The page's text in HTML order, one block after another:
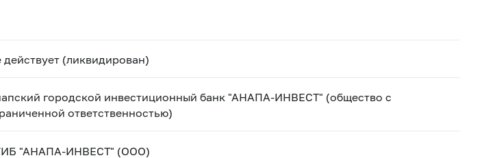
действует (ликвидирован)
городской инвестиционный банк "АНАПА-ИНВЕСТ" (общество с
ответственностью)
"АНАПА-ИНВЕСТ" (ООО)